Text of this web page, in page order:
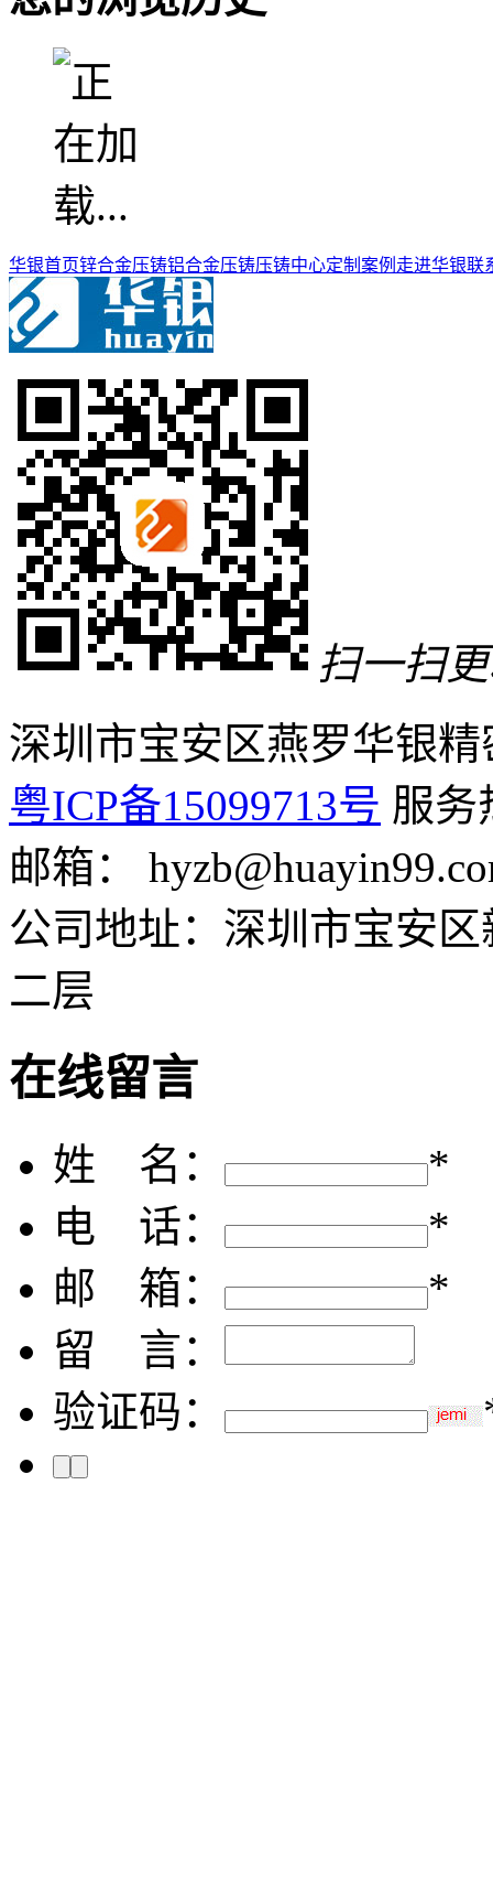
华银首页锌合金压铸铝合金压铸压铸中心定制案例 走进华银联
扫一扫
深圳市宝安区燕罗华银
粤ICP备15099713号 服务
邮箱：
公司地址：深圳市宝安
二层
在线留言
姓 名：
*
电 话：
*
邮 箱：
*
留 言：
验证码：